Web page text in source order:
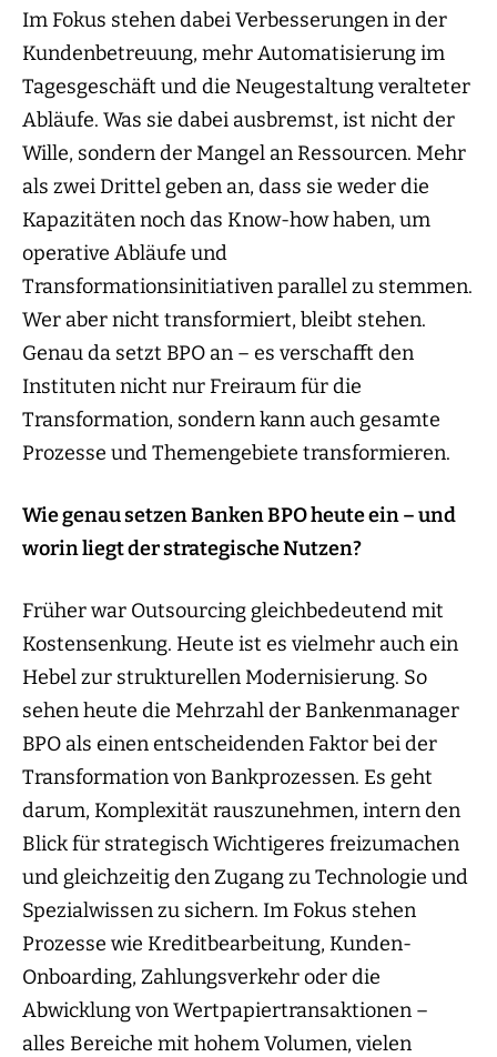
Im Fokus stehen dabei Verbesserungen in der
Kundenbetreuung, mehr Automatisierung im
Tagesgeschäft und die Neugestaltung veralteter
Abläufe. Was sie dabei ausbremst, ist nicht der
Wille, sondern der Mangel an Ressourcen. Mehr
als zwei Drittel geben an, dass sie weder die
Kapazitäten noch das Know-how haben, um
operative Abläufe und
Transformationsinitiativen parallel zu stemmen.
Wer aber nicht transformiert, bleibt stehen.
Genau da setzt BPO an – es verschafft den
Instituten nicht nur Freiraum für die
Transformation, sondern kann auch gesamte
Prozesse und Themengebiete transformieren.
Wie genau setzen Banken BPO heute ein – und
worin liegt der strategische Nutzen?
Früher war Outsourcing gleichbedeutend mit
Kostensenkung. Heute ist es vielmehr auch ein
Hebel zur strukturellen Modernisierung. So
sehen heute die Mehrzahl der Bankenmanager
BPO als einen entscheidenden Faktor bei der
Transformation von Bankprozessen. Es geht
darum, Komplexität rauszunehmen, intern den
Blick für strategisch Wichtigeres freizumachen
und gleichzeitig den Zugang zu Technologie und
Spezialwissen zu sichern. Im Fokus stehen
Prozesse wie Kreditbearbeitung, Kunden-
Onboarding, Zahlungsverkehr oder die
Abwicklung von Wertpapiertransaktionen –
alles Bereiche mit hohem Volumen, vielen